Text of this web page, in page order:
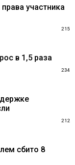
участника
215
в 1,5 раза
234
212
сбито 8